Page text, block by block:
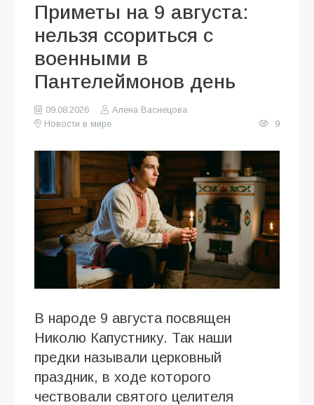
Приметы на 9 августа:
нельзя ссориться с
военными в
Пантелеймонов день
09.08.2026
Алена Васнецова
Новости в мире
9
В народе 9 августа посвящен
Николю Капустнику. Так наши
предки называли церковный
праздник, в ходе которого
чествовали святого целителя